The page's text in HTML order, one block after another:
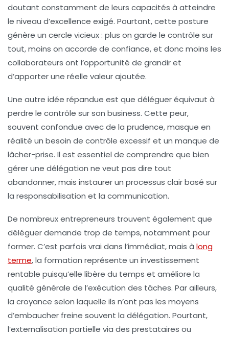
doutant constamment de leurs capacités à atteindre
le niveau d’excellence exigé. Pourtant, cette posture
génère un cercle vicieux : plus on garde le contrôle sur
tout, moins on accorde de confiance, et donc moins les
collaborateurs ont l’opportunité de grandir et
d’apporter une réelle valeur ajoutée.
Une autre idée répandue est que déléguer équivaut à
perdre le contrôle sur son business. Cette peur,
souvent confondue avec de la prudence, masque en
réalité un besoin de contrôle excessif et un manque de
lâcher-prise. Il est essentiel de comprendre que bien
gérer une délégation ne veut pas dire tout
abandonner, mais instaurer un processus clair basé sur
la responsabilisation et la communication.
De nombreux entrepreneurs trouvent également que
déléguer demande trop de temps, notamment pour
former. C’est parfois vrai dans l’immédiat, mais à long
terme, la formation représente un investissement
rentable puisqu’elle libère du temps et améliore la
qualité générale de l’exécution des tâches. Par ailleurs,
la croyance selon laquelle ils n’ont pas les moyens
d’embaucher freine souvent la délégation. Pourtant,
l’externalisation partielle via des prestataires ou